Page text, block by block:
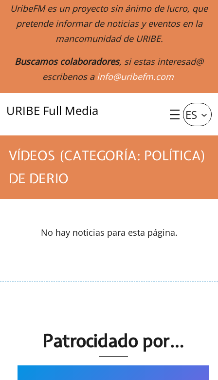
UribeFM es un proyecto sin ánimo de lucro, que
pretende informar de noticias y eventos en la
mancomunidad de URIBE.
Buscamos colaboradores, si estas interesad@
escribenos a info@uribefm.com
URIBE Full Media ES
VÍDEOS (CATEGORÍA: POLÍTICA)
DE DERIO
No hay noticias para esta página.
Patrocidado por…